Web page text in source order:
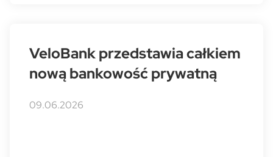
VeloBank przedstawia całkiem
nową bankowość prywatną
09.06.2026